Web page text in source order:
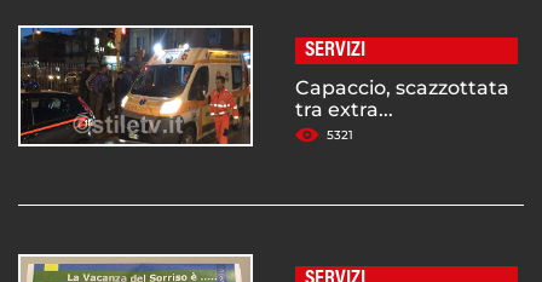
SERVIZI
Capaccio, scazzottata
tra extra...
5321